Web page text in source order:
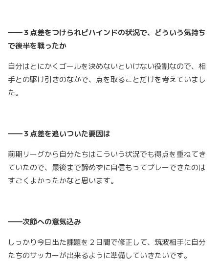
――３点差をつけられビハインドの状況で、どういう気持ち
で後半を戦ったか
自分はとにかくゴールを決めないといけない役割なので、相
手との駆け引きのなかで、点を取ることだけを考えていまし
た。
――３点差を追いついた要因は
前期リーグから自分たちはこういう状況でも得点を重ねてき
ていたので、最後まで諦めずに自信もってプレーできたのは
すごくよかったかなと思います。
――次節への意気込み
しっかり今日出た課題を２日間で修正して、筑波相手に自分
たちのサッカーが出来るように準備していきたいです。